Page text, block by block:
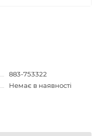
883-753322
Немає в наявності